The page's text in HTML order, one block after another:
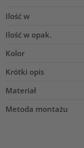
Ilość w
Ilość w opak.
Kolor
Krótki opis
Materiał
Metoda montażu